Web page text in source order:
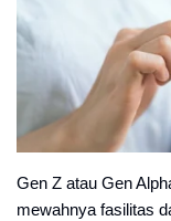
Gen Z atau Gen
mewahnya fasilitas